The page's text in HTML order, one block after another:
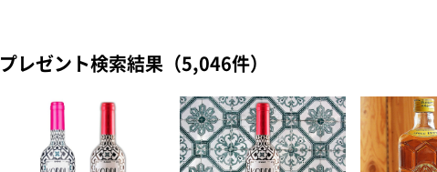
プレゼント検索結果（5,046件）